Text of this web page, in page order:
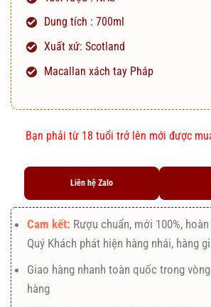
Dung tích : 700ml
Xuất xứ: Scotland
Macallan xách tay Pháp
Bạn phải từ 18 tuổi trở lên mới được
Liên hệ Zalo
Cam kết: Rượu chuẩn, mới 100%,
Quý Khách phát hiện hàng nhái, hàng
Giao hàng nhanh toàn quốc trong
hàng